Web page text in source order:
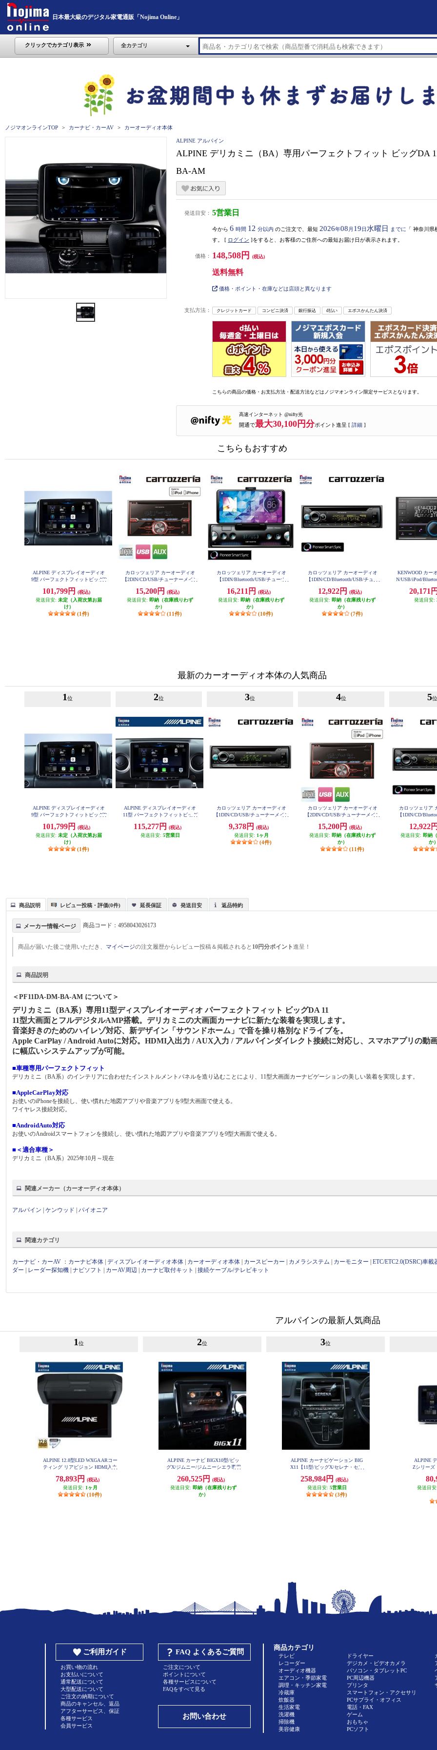
日本最大級のデジタル家電通販「Nojima Online」
クリックでカテゴリ表示 全カテゴリ
ノジマオンラインTOP カーナビ・カーAV カーオーディオ本体
ALPINE アルパイン
ALPINE デリカミニ（BA）専用パーフェクトフィット ビッグDA
BA-AM
発送目安： 5営業日
今から 6 時間 12 分以内 のご注文で、最短 2026年08 月 19日 水曜日 までに 「 神奈川県
す。 [ ログイン ]をすると、お客様のご住所への最短お届け日が表示されます。
価格： 148,508円 (税込)
送料無料
価格・ポイント・在庫などは店頭と異なります
支払方法： クレジットカード コンビニ決済 銀行振込 d払い エポスかんたん決済
こちらの商品の価格・お支払方法・配送方法などはノジマオンライン限定サービスとなります。
高速インターネット @nifty光
開通で最大30,100円分ポイント進呈 [ 詳細 ]
こちらもおすすめ
ALPINE ディスプレイオーディオ
9型 パーフェクトフィットビッグD
droidAuto AppleCarPlay PF9DA-JI-6
4
101,799円
(税込)
発送目安: 未定（入荷次第お届
け）
(1件)
カロッツェリア カーオーディオ
【2DIN/CD/USB/チューナーメイン
15,200円
(税込)
発送目安: 即納（在庫残りわず
か）
(11件)
カロッツェリア カーオーディオ
【1DIN/Bluetooth/USB/チューナ
レイドル内蔵モデル】 MVH-7500S
C
16,211円
(税込)
発送目安: 即納（在庫残りわず
か）
(10件)
カロッツェリア カーオーディオ
【1DIN/CD/Bluetooth/USB/チュー
iPod】 DEH-5600
12,922円
(税込)
発送目安: 即納（在庫残りわず
か）
(7件)
KENWOOD カー
N/USB/iPod/
20,171円
発送目安:
最新のカーオーディオ本体の人気商品
1 位
ALPINE ディスプレイオーディオ
9型 パーフェクトフィットビッグD
droidAuto AppleCarPlay PF9DA-JI-6
4
101,799円
(税込)
発送目安: 未定（入荷次第お届
け）
(1件)
2位
ALPINE ディスプレイオーディオ
11型 パーフェクトフィットビッグ
ppleCarPlay PF11DA-CV-26-AM
115,277円
(税込)
発送目安: 5営業日
3位
カロッツェリア カーオーディオ
【1DIN/CD/USB/チューナーメイン
9,378円
(税込)
発送目安: 1ヶ月
(4件)
4位
カロッツェリア カーオーディオ
【2DIN/CD/USB/チューナーメイン
15,200円
(税込)
発送目安: 即納（在庫残りわず
か）
(11件)
5位
カロッツェリア
【1DIN/CD/
iPod】
12,922円
発送目安: 即納
か）
商品説明 レビュー投稿・評価(0件) 延長保証 発送目安 返品特約
メーカー情報ページ 商品コード：4958043026173
商品が届いた後ご使用いただき、 マイページの注文履歴からレビュー投稿＆掲載されると 10円分ポイント進呈！
商品説明
＜PF11DA-DM-BA-AM について＞
デリカミニ（BA系）専用11型ディスプレイオーディオ パーフェクトフィット ビッグDA 11
11型大画面とフルデジタルAMP搭載。デリカミニの大画面カーナビに新たな装着を実現します。
音楽好きのためのハイレゾ対応、新デザイン「サウンドホーム」で音を操り格別なドライブを。
Apple CarPlay / Android Autoに対応。HDMI入出力 / AUX入力 / アルパインダイレクト接続に対応し、スマホアプリの動
に幅広いシステムアップが可能。
■車種専用パーフェクトフィット
デリカミニ（BA系）のインテリアに合わせたインストルメントパネルを造り込むことにより、11型大画面カーナビゲーションの美しい装着を実現します。
■AppleCarPlay対応
お使いのiPhoneを接続し、使い慣れた地図アプリや音楽アプリを9型大画面で使える。
ワイヤレス接続対応。
■AndroidAuto対応
お使いのAndroidスマートフォンを接続し、使い慣れた地図アプリや音楽アプリを9型大画面で使える。
■＜適合車種＞
デリカミニ（BA系）2025年10月～現在
関連メーカー（カーオーディオ本体）
アルパイン |ケンウッド |パイオニア
関連カテゴリ
カーナビ・カーAV ： カーナビ本体 |ディスプレイオーディオ本体 カーオーディオ本体 カースピーカー カメラシステム カーモニター |ETC/ETC2.0(DSRC)車載
ダー
レーダー探知機 |ナビソフト カーAV周辺 カーナビ取付キット |接続ケーブル/テレビキット
アルパインの最新人気商品
1 位
ALPINE 12.8型LED WXGA ARコー
ティング リアビジョン HDMI入力
78,893円
(税込)
発送目安: 1ヶ月
(10件)
2位
ALPINE カーナビ BIGX10型/ビッ
グX/ジムニー/ジムニーシエラ専用
260,525円
(税込)
発送目安: 即納（在庫残りわず
か）
3位
ALPINE カーナビゲーション BIG
X11【11型/ビッグX/セレナ・セレ
専用】 EX11NX2-SE-27-L-AM
258,984円
(税込)
発送目安: 5営業日
(3件)
ALPINE
Zシリーズ
発送目安:
ご利用ガイド
お買い物の流れ
お支払いについて
通常配送について
大型配送について
ご注文の納期について
商品のキャンセル、返品
アフターサービス、保証
各種サービス
会員サービス
FAQ よくあるご質問
ご注文について
ポイントについて
各種サービスについて
FAQをすべて見る
お問い合わせ
商品カテゴリ
テレビ
レコーダー
オーディオ機器
エアコン・季節家電
調理・キッチン家電
冷蔵庫
炊飯器
生活家電
洗濯機
掃除機
美容健康
ドライヤー
デジカメ・ビデオカメラ
パソコン・タブレットPC
PC周辺機器
プリンタ
スマートフォン・アクセサリ
PCサプライ・オフィス
電話・FAX
ゲーム
おもちゃ
PCソフト